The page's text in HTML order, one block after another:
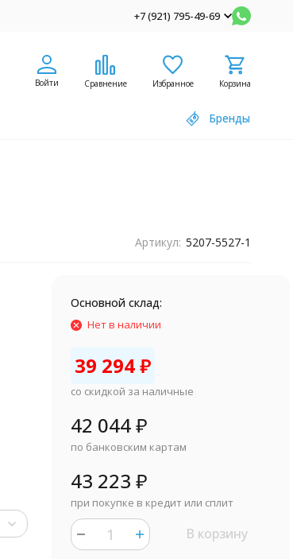
+7 (921) 795-49-69
Войти Сравнение Избранное Корзина
Бренды
Артикул: 5207-5527-1
Основной склад:
Нет в наличии
39 294₽
со скидкой за наличные
42 044₽
по банковским картам
43 223₽
при покупке в кредит или сплит
В корзину